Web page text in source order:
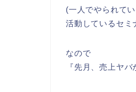
(一人でやられて
活動しているセミ
なので
『先月、売上ヤ